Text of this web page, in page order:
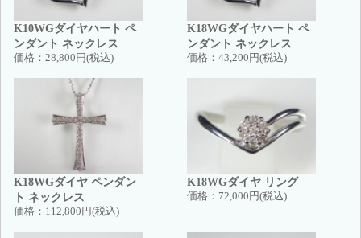
K10WGダイヤハート ペ
ンダント ネックレス
価格： 28,800円(税込)
K18WGダイヤハート ペ
ンダント ネックレス
価格： 43,200円(税込)
K18WGダイヤ ペンダン
ト ネックレス
価格： 112,800円(税込)
K18WGダイヤ リング
価格： 72,000円(税込)